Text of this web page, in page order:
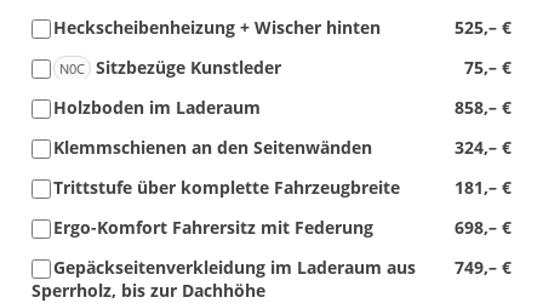
525,– €
Heckscheibenheizung + Wischer hinten
N0C 75,– €
Sitzbezüge Kunstleder
858,– €
Holzboden im Laderaum
324,– €
Klemmschienen an den Seitenwänden
181,– €
Trittstufe über komplette Fahrzeugbreite
698,– €
Ergo-Komfort Fahrersitz mit Federung
749,– €
Gepäckseitenverkleidung im Laderaum aus
Sperrholz, bis zur Dachhöhe